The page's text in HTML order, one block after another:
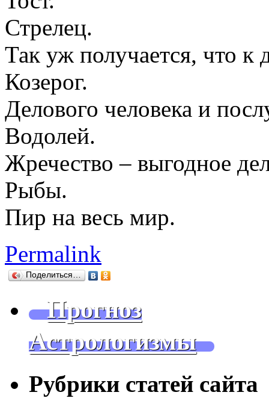
Стрелец.
Так уж получается, что к
Козерог.
Делового человека и
Водолей.
Жречество – выгодное
Рыбы.
Пир на весь мир.
Permalink
Поделиться…
Прогноз
Астрологизмы
Рубрики статей сайта